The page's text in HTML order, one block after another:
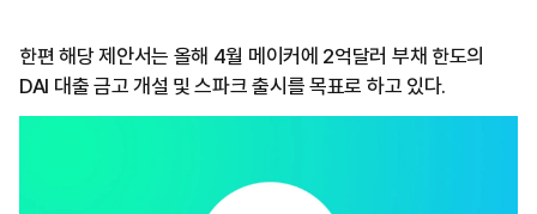
한편 해당 제안서는 올해 4월 메이커에 2억달러 부채 한도의
DAI 대출 금고 개설 및 스파크 출시를 목표로 하고 있다.